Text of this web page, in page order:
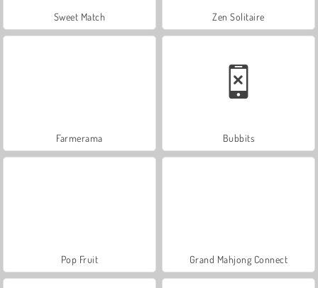
Sweet Match Zen Solitaire
Farmerama Bubbits
Pop Fruit Grand Mahjong Connect